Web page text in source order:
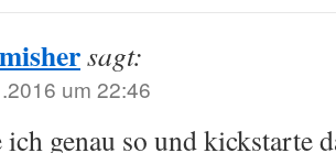
sagt:
um 22:46
ich genau so und kickstarte